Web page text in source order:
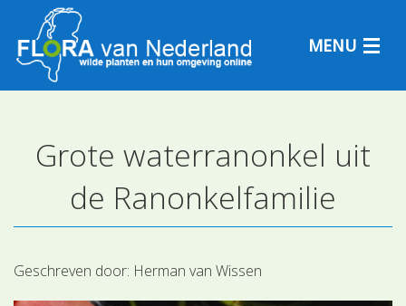
MENU
Plantensoorten
Determineren
Grote waterranonkel uit
de Ranonkelfamilie
Geschreven door: Herman van Wissen